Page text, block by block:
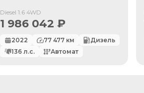
По умолчанию
Diesel 1.6 4WD
1 986 042 ₽
2022 77 477 км
Дизель
136 л.с. Автомат